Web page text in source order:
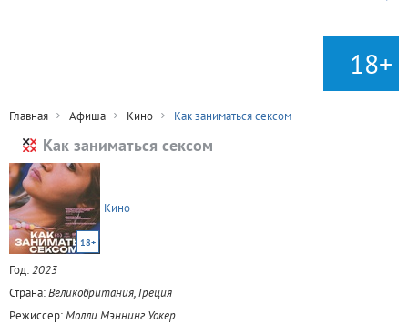
18+
Главная Афиша Кино Как заниматься сексом
Как заниматься сексом
18+
Кино
Год:2023
Страна:Великобритания, Греция
Режиссер:Молли Мэннинг Уокер